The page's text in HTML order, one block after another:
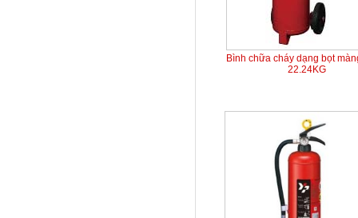
Bình chữa cháy dạng bọt
22.24KG